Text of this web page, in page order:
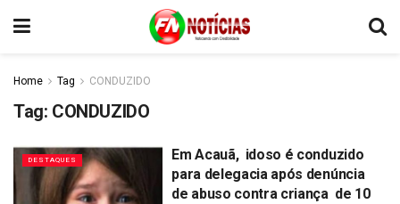
Home Tag CONDUZIDO
Tag: CONDUZIDO
DESTAQUES
Em Acauã, idoso é conduzido
para delegacia após denúncia
de abuso contra criança de 10